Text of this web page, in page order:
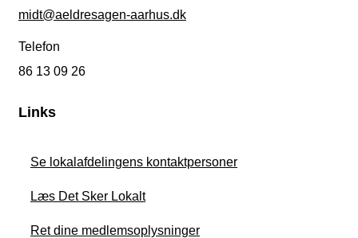
midt@aeldresagen-aarhus.dk
Telefon
86 13 09 26
Links
Se lokalafdelingens kontaktpersoner
Læs Det Sker Lokalt
Ret dine medlemsoplysninger